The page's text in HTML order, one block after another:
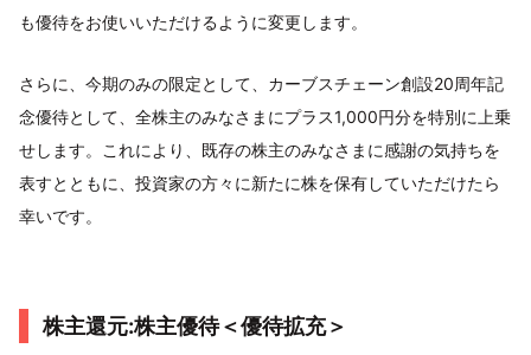
も優待をお使いいただけるように変更します。
さらに、今期のみの限定として、カーブスチェーン創設20周年記
念優待として、全株主のみなさまにプラス1,000円分を特別に上乗
せします。これにより、既存の株主のみなさまに感謝の気持ちを
表すとともに、投資家の方々に新たに株を保有していただけたら
幸いです。
株主還元:株主優待＜優待拡充＞